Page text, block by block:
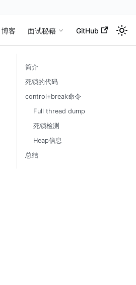
博客 面试秘籍 GitHub
简介
死锁的代码
control+break命令
Full thread dump
死锁检测
Heap信息
总结